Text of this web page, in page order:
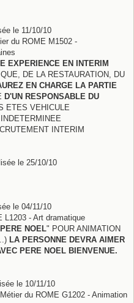
le 11/10/10
du ROME M1502 -
EXPERIENCE EN INTERIM
DE LA RESTAURATION, DU
EN CHARGE LA PARTIE
D'UN RESPONSABLE DU
ETES VEHICULE
INTERIM
le 25/10/10
le 04/11/10
- Art dramatique
NOEL" POUR ANIMATION
LA PERSONNE DEVRA AIMER
PERE NOEL BIENVENUE.
le 10/11/10
du ROME G1202 - Animation